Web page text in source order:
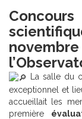
Concours
l’
La salle du
exceptionnel et
accueillait les
première